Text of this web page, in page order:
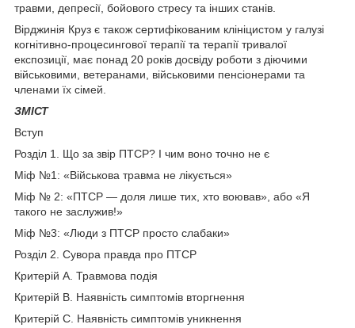
травми, депресії, бойового стресу та інших станів.
Вірджинія Круз є також сертифікованим клініцистом у галузі
когнітивно-процесингової терапії та терапії тривалої
експозиції, має понад 20 років досвіду роботи з діючими
військовими, ветеранами, військовими пенсіонерами та
членами їх сімей.
ЗМІСТ
Вступ
Розділ 1. Що за звір ПТСР? І чим воно точно не є
Міф №1: «Військова травма не лікується»
Міф № 2: «ПТСР — доля лише тих, хто воював», або «Я
такого не заслужив!»
Міф №3: «Люди з ПТСР просто слабаки»
Розділ 2. Сувора правда про ПТСР
Критерій А. Травмова подія
Критерій В. Наявність симптомів вторгнення
Критерій С. Наявність симптомів уникнення